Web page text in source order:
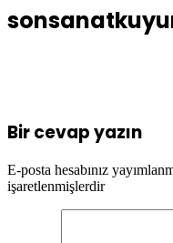
Bir cevap yazın
E-posta hesabınız
işaretlenmişlerdir